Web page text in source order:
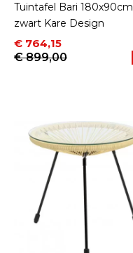
Tuintafel Bari 180x90cm
zwart Kare Design
Prijs
€ 764,15
Normale prijs
€ 899,00